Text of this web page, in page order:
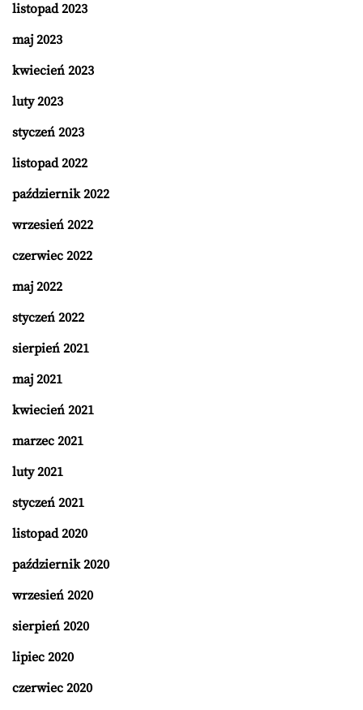
listopad 2023
maj 2023
kwiecień 2023
luty 2023
styczeń 2023
listopad 2022
październik 2022
wrzesień 2022
czerwiec 2022
maj 2022
styczeń 2022
sierpień 2021
maj 2021
kwiecień 2021
marzec 2021
luty 2021
styczeń 2021
listopad 2020
październik 2020
wrzesień 2020
sierpień 2020
lipiec 2020
czerwiec 2020